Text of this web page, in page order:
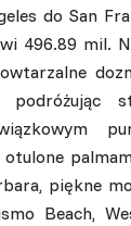
do San
496.89 mil.
otulone
piękne
Beach,